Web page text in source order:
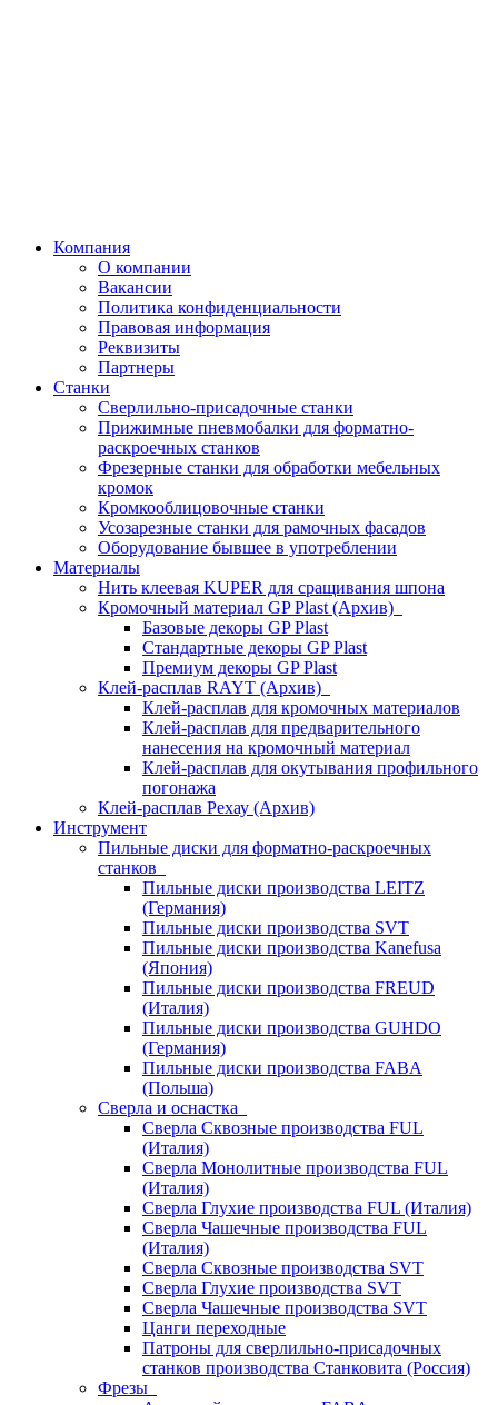
Компания
О компании
Вакансии
Политика конфиденциальности
Правовая информация
Реквизиты
Партнеры
Станки
Сверлильно-присадочные станки
Прижимные пневмобалки для форматно-
раскроечных станков
Фрезерные станки для обработки мебельных
кромок
Кромкооблицовочные станки
Усозарезные станки для рамочных фасадов
Оборудование бывшее в употреблении
Материалы
Нить клеевая KUPER для сращивания шпона
Кромочный материал GP Plast (Архив)
Базовые декоры GP Plast
Стандартные декоры GP Plast
Премиум декоры GP Plast
Клей-расплав RAYT (Архив)
Клей-расплав для кромочных материалов
Клей-расплав для предварительного
нанесения на кромочный материал
Клей-расплав для окутывания профильного
погонажа
Клей-расплав Рехау (Архив)
Инструмент
Пильные диски для форматно-раскроечных
станков
Пильные диски производства LEITZ
(Германия)
Пильные диски производства SVT
Пильные диски производства Kanefusa
(Япония)
Пильные диски производства FREUD
(Италия)
Пильные диски производства GUHDO
(Германия)
Пильные диски производства FABA
(Польша)
Сверла и оснастка
Сверла Сквозные производства FUL
(Италия)
Сверла Монолитные производства FUL
(Италия)
Сверла Глухие производства FUL (Италия)
Сверла Чашечные производства FUL
(Италия)
Сверла Сквозные производства SVT
Сверла Глухие производства SVT
Сверла Чашечные производства SVT
Цанги переходные
Патроны для сверлильно-присадочных
станков производства Станковита (Россия)
Фрезы